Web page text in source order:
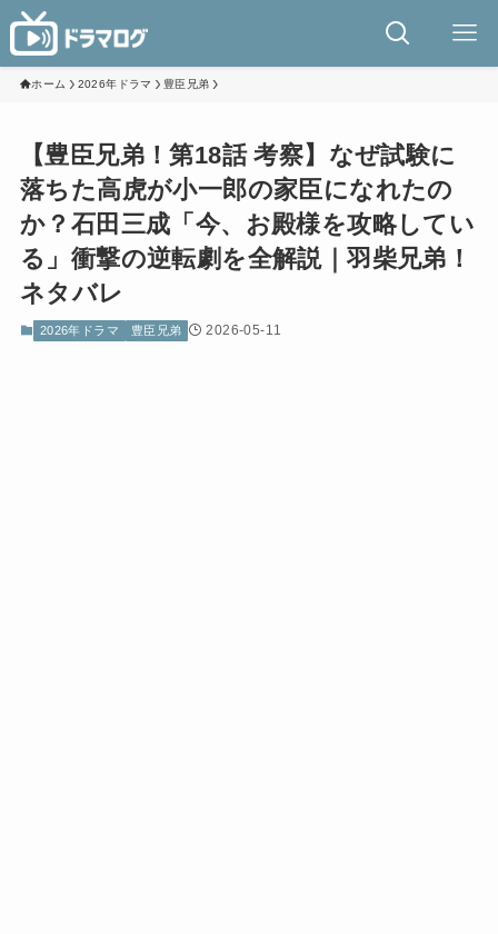
ホーム 2026年ドラマ 豊臣兄弟
【豊臣兄弟！第18話 考察】なぜ試験に
落ちた高虎が小一郎の家臣になれたの
か？石田三成「今、お殿様を攻略してい
る」衝撃の逆転劇を全解説｜羽柴兄弟！
ネタバレ
2026年ドラマ 豊臣兄弟 2026-05-11